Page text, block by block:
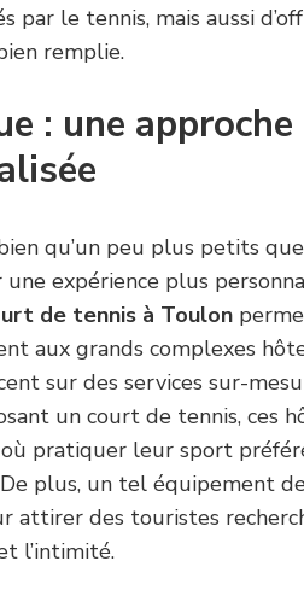
par le tennis, mais aussi
remplie.
: une
qu’un peu plus petits
expérience plus
de tennis à Toulon
aux grands complexes
sur des services sur-
un court de tennis, ces
pratiquer leur sport
plus, un tel équipement
attirer des touristes
l’intimité.